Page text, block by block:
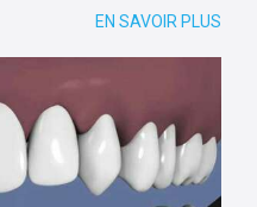
EN SAVOIR PLUS